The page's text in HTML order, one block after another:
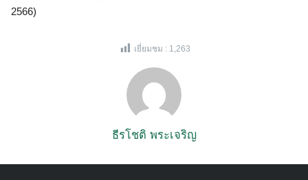
2566)
เยี่ยมชม : 1,263
ธีรโชติ พระเจริญ